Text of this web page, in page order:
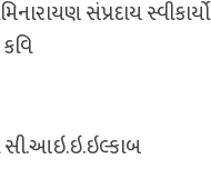
સંપ્રદાય સ્વીકાર્યો
સી.આઇ.ઇ.ઇલ્કાબ